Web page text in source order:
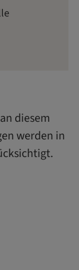
an diesem
werden in